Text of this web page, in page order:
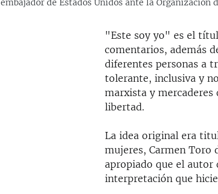
embajador de Estados Unidos ante la Organización
"Este soy yo" es el
comentarios, además
diferentes personas a
tolerante, inclusiva y
marxista y mercaderes
libertad.
La idea original era
mujeres, Carmen Toro
apropiado que el autor
interpretación que